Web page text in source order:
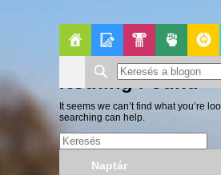
FőoldalBlogokPop-
Kult
Politika
Nothing Found
It seems we can’t find what you’re
searching can help.
Naptár